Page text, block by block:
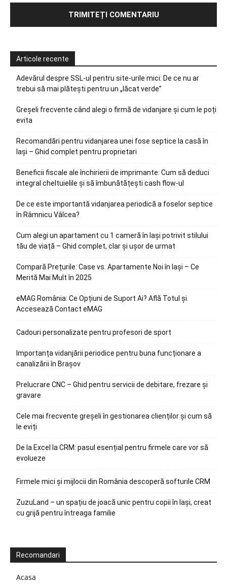
Articole recente
Adevărul despre SSL-ul pentru site-urile mici: De ce nu ar
trebui să mai plătești pentru un „lăcat verde”
Greșeli frecvente când alegi o firmă de vidanjare și cum le poți
evita
Recomandări pentru vidanjarea unei fose septice la casă în
Iași – Ghid complet pentru proprietari
Beneficii fiscale ale închirierii de imprimante: Cum să deduci
integral cheltuielile și să îmbunătățești cash flow-ul
De ce este importantă vidanjarea periodică a foselor septice
în Râmnicu Vâlcea?
Cum alegi un apartament cu 1 cameră în Iași potrivit stilului
tău de viață – Ghid complet, clar și ușor de urmat
Compară Prețurile: Case vs. Apartamente Noi în Iași – Ce
Merită Mai Mult în 2025
eMAG România: Ce Opțiuni de Suport Ai? Află Totul și
Accesează Contact eMAG
Cadouri personalizate pentru profesori de sport
Importanța vidanjării periodice pentru buna funcționare a
canalizării în Brașov
Prelucrare CNC – Ghid pentru servicii de debitare, frezare și
gravare
Cele mai frecvente greșeli în gestionarea clienților și cum să
le eviți
De la Excel la CRM: pasul esențial pentru firmele care vor să
evolueze
Firmele mici și mijlocii din România descoperă softurile CRM
ZuzuLand – un spațiu de joacă unic pentru copii în Iași, creat
cu grijă pentru întreaga familie
Recomandari
Acasa